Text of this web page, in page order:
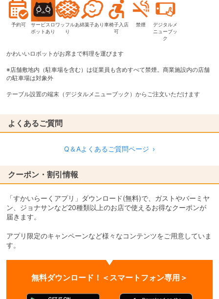
予約可
サービスロ
ボットあり
ワッフルあ
り
綿菓子あり車椅子入店
可
禁煙
デジタルメ
ニューブッ
ク
かわいいロボットがお席まで料理を運びます
※店舗敷地内（駐車場を含む）は従業員も含めすべて禁煙。商業施設内の店舗
の駐車場は対象外
テーブル設置の端末（デジタルメニューブック）からご注文いただけます
よくあるご質問
Q＆Aよくあるご質問ページ ›
クーポン・割引情報
「すかいらーくアプリ」ダウンロード(無料)で、ガストやバーミヤ
ン、ジョナサンなど20種類以上のお店で使えるお得なクーポンが
届きます。
アプリ限定のキャンペーンなど様々なコンテンツをご用意していま
す。
無料ダウンロード！＜スマートフォン専用＞